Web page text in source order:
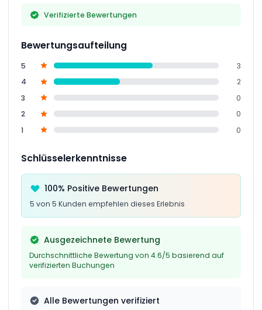
Verifizierte Bewertungen
Bewertungsaufteilung
5
3
4
2
3
0
2
0
1
0
Schlüsselerkenntnisse
100% Positive Bewertungen
5 von 5 Kunden empfehlen dieses Erlebnis
Ausgezeichnete Bewertung
Durchschnittliche Bewertung von 4.6/5 basierend auf
verifizierten Buchungen
Alle Bewertungen verifiziert